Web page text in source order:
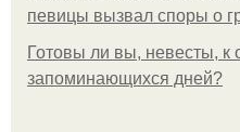
певицы вызвал споры о
Готовы ли вы, невесты, к
запоминающихся дней?